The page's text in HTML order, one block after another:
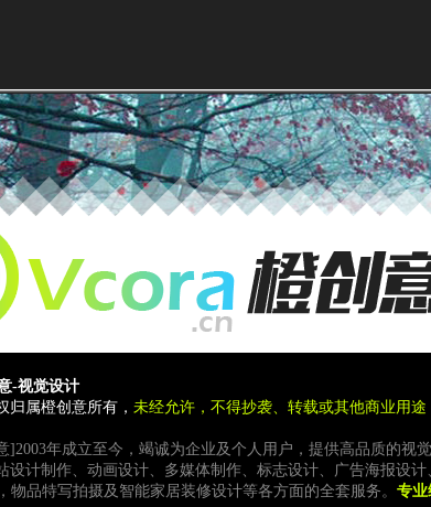
-视觉设计
归属橙创意所有， 未经允许，不得抄袭、转载或其他商业用途
]2003年成立至今，竭诚为企业及个人用户，提供高品质的视
设计制作、动画设计、多媒体制作、标志设计、广告海报设
物品特写拍摄及智能家居装修设计等各方面的全套服务。 专业